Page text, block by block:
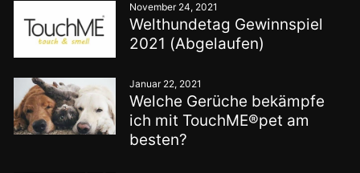
November 24, 2021
Welthundetag Gewinnspiel
2021 (Abgelaufen)
Januar 22, 2021
Welche Gerüche bekämpfe
ich mit TouchME®pet am
besten?